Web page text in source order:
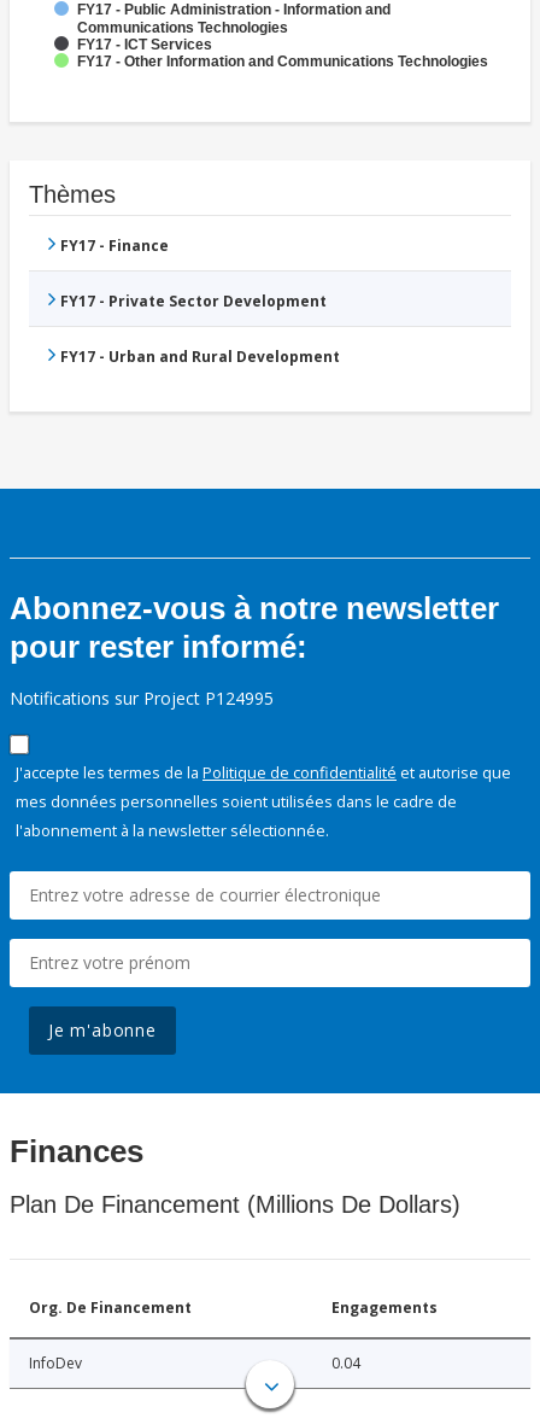
FY17 - Public Administration - Information and
Communications Technologies
FY17 - ICT Services
FY17 - Other Information and Communications Technologies
Thèmes
FY17 - Finance
FY17 - Private Sector Development
FY17 - Urban and Rural Development
Abonnez-vous à notre newsletter
pour rester informé:
Notifications sur Project P124995
J'accepte les termes de la Politique de confidentialité et autorise que
mes données personnelles soient utilisées dans le cadre de
l'abonnement à la newsletter sélectionnée.
Je m'abonne
Finances
Plan De Financement (Millions De Dollars)
Org. De Financement Engagements
InfoDev 0.04